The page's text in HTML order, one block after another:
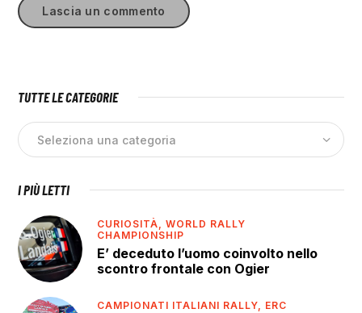
TUTTE LE CATEGORIE
I PIÙ LETTI
CURIOSITÀ,WORLD RALLY
CHAMPIONSHIP
E’ deceduto l’uomo coinvolto nello
scontro frontale con Ogier
CAMPIONATI ITALIANI RALLY, ERC